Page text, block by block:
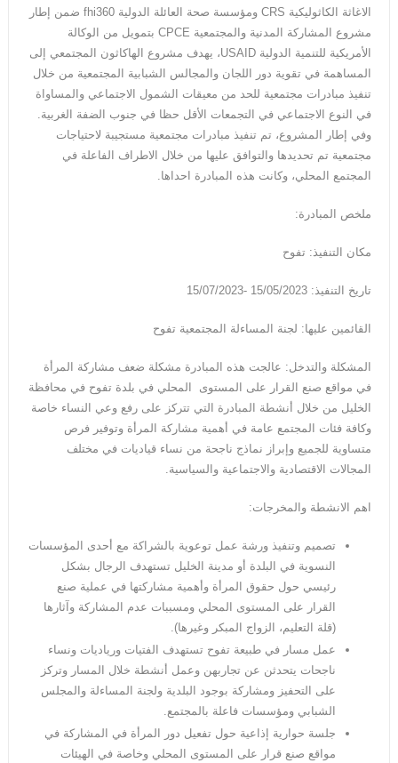
الاغاثة الكاثوليكية CRS ومؤسسة صحة العائلة الدولية fhi360 ضمن إطار
مشروع المشاركة المدنية والمجتمعية CPCE بتمويل من الوكالة
الأمريكية للتنمية الدولية USAID، يهدف مشروع الهاكاثون المجتمعي إلى
المساهمة في تقوية دور اللجان والمجالس الشبابية المجتمعية من خلال
تنفيذ مبادرات مجتمعية للحد من معيقات الشمول الاجتماعي والمساواة
في النوع الاجتماعي في التجمعات الأقل حظا في جنوب الضفة الغربية.
وفي إطار المشروع، تم تنفيذ مبادرات مجتمعية مستجيبة لاحتياجات
مجتمعية تم تحديدها والتوافق عليها من خلال الاطراف الفاعلة في
المجتمع المحلي، وكانت هذه المبادرة احداها.
ملخص المبادرة:
مكان التنفيذ: تفوح
تاريخ التنفيذ: 15/05/2023 -15/07/2023
القائمين عليها: لجنة المساءلة المجتمعية تفوح
المشكلة والتدخل: عالجت هذه المبادرة مشكلة ضعف مشاركة المرأة
في مواقع صنع القرار على المستوى المحلي في بلدة تفوح في محافظة
الخليل من خلال أنشطة المبادرة التي تتركز على رفع وعي النساء خاصة
وكافة فئات المجتمع عامة في أهمية مشاركة المرأة وتوفير فرص
متساوية للجميع وإبراز نماذج ناجحة من نساء قياديات في مختلف
المجالات الاقتصادية والاجتماعية والسياسية.
اهم الانشطة والمخرجات:
تصميم وتنفيذ ورشة عمل توعوية بالشراكة مع أحدى المؤسسات
النسوية في البلدة أو مدينة الخليل تستهدف الرجال بشكل
رئيسي حول حقوق المرأة وأهمية مشاركتها في عملية صنع
القرار على المستوى المحلي ومسببات عدم المشاركة وآثارها
(قلة التعليم، الزواج المبكر وغيرها).
عمل مسار في طبيعة تفوح تستهدف الفتيات ورياديات ونساء
ناجحات يتحدثن عن تجاربهن وعمل أنشطة خلال المسار وتركز
على التحفيز ومشاركة بوجود البلدية ولجنة المساءلة والمجلس
الشبابي ومؤسسات فاعلة بالمجتمع.
جلسة حوارية إذاعية حول تفعيل دور المرأة في المشاركة في
مواقع صنع قرار على المستوى المحلي وخاصة في الهيئات